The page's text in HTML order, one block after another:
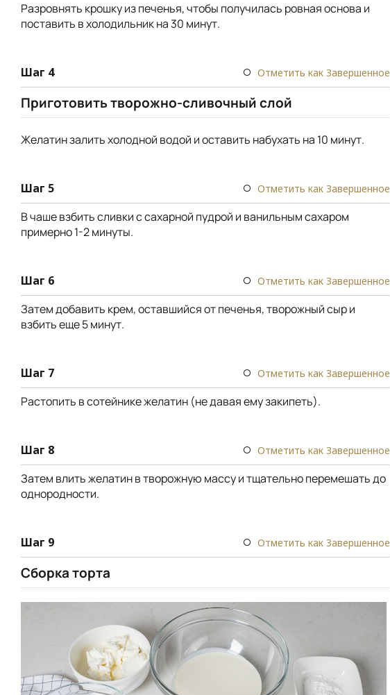
Разровнять крошку из печенья, чтобы получилась ровная основа и
поставить в холодильник на 30 минут.
Шаг 4 Отметить как Завершенное
Приготовить творожно-сливочный слой
Желатин залить холодной водой и оставить набухать на 10 минут.
Шаг 5 Отметить как Завершенное
В чаше взбить сливки с сахарной пудрой и ванильным сахаром
примерно 1-2 минуты.
Шаг 6 Отметить как Завершенное
Затем добавить крем, оставшийся от печенья, творожный сыр и
взбить еще 5 минут.
Шаг 7 Отметить как Завершенное
Растопить в сотейнике желатин (не давая ему закипеть).
Шаг 8 Отметить как Завершенное
Затем влить желатин в творожную массу и тщательно перемешать до
однородности.
Шаг 9 Отметить как Завершенное
Сборка торта